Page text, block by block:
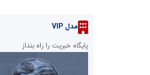
مدل VIP
پایگاه خبریت را راه بنداز